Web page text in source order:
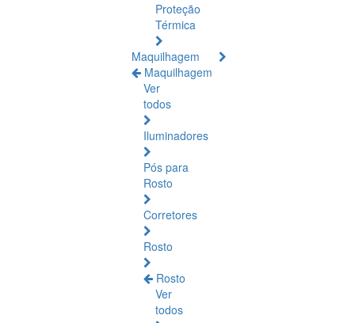
Proteção
Térmica
Maquilhagem
Maquilhagem
Ver
todos
Iluminadores
Pós para
Rosto
Corretores
Rosto
Rosto
Ver
todos